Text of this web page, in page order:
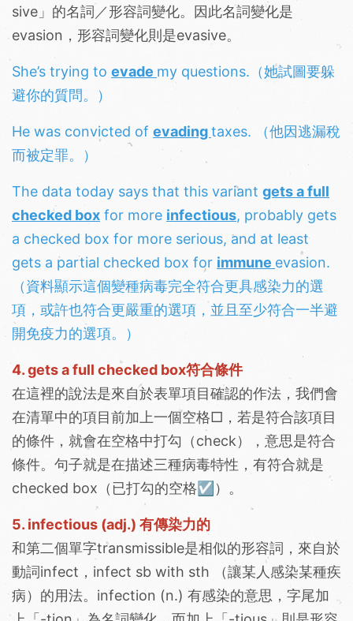
sive」的名詞／形容詞變化。因此名詞變化是
evasion，形容詞變化則是evasive。
She’s trying to evade my questions.（她試圖要躲
避你的質問。）
He was convicted of evadingtaxes. （他因逃漏稅
而被定罪。）
The data today says that this variant gets a full
checked box for more infectious, probably gets
a checked box for more serious, and at least
gets a partial checked box for immune evasion.
（資料顯示這個變種病毒完全符合更具感染力的選
項，或許也符合更嚴重的選項，並且至少符合一半避
開免疫力的選項。）
4. gets a full checked box符合條件
在這裡的說法是來自於表單項目確認的作法，我們會
在清單中的項目前加上一個空格□，若是符合該項目
的條件，就會在空格中打勾（check），意思是符合
條件。句子就是在描述三種病毒特性，有符合就是
checked box（已打勾的空格☑）。
5. infectious (adj.) 有傳染力的
和第二個單字transmissible是相似的形容詞，來自於
動詞infect，infect sb with sth （讓某人感染某種疾
病）的用法。infection (n.) 有感染的意思，字尾加